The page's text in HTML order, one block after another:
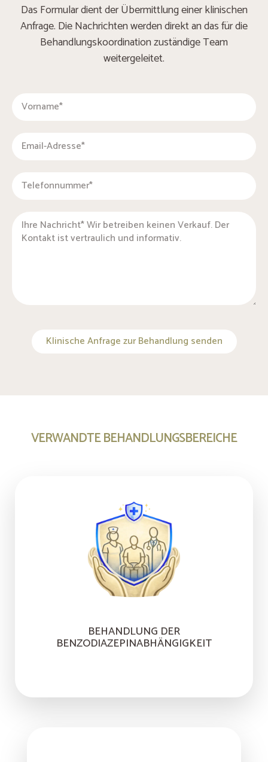
Das Formular dient der Übermittlung einer klinischen
Anfrage. Die Nachrichten werden direkt an das für die
Behandlungskoordination zuständige Team
weitergeleitet.
Klinische Anfrage zur Behandlung senden
VERWANDTE BEHANDLUNGSBEREICHE
BEHANDLUNG DER
BENZODIAZEPINABHÄNGIGKEIT